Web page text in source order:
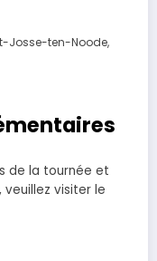
Josse-ten-Noode,
de la tournée et
visiter le